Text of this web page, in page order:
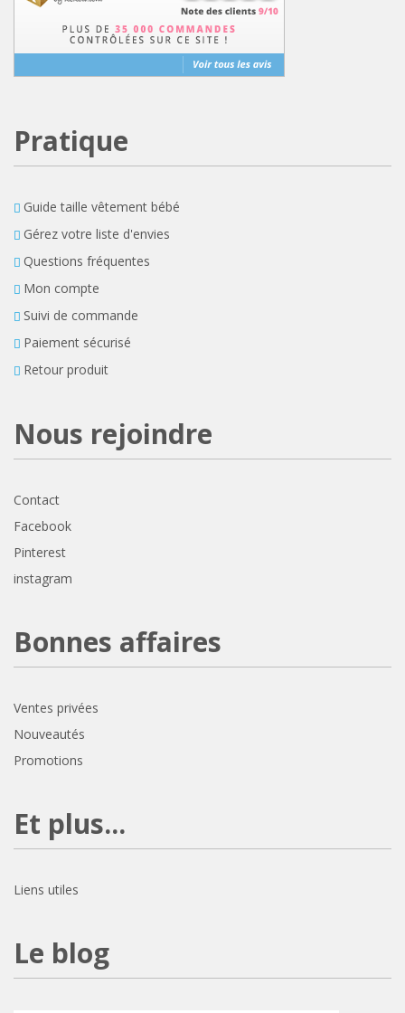
Pratique
Guide taille vêtement bébé
Gérez votre liste d'envies
Questions fréquentes
Mon compte
Suivi de commande
Paiement sécurisé
Retour produit
Nous rejoindre
Contact
Facebook
Pinterest
instagram
Bonnes affaires
Ventes privées
Nouveautés
Promotions
Et plus...
Liens utiles
Le blog